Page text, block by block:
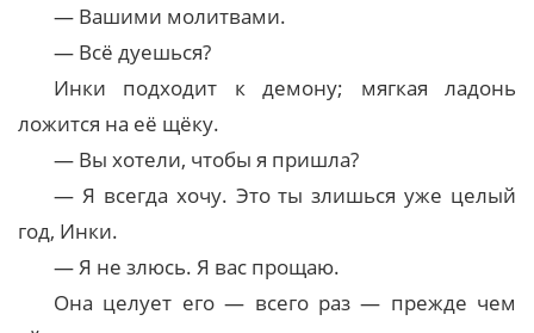
— Вашими молитвами.
— Всё дуешься?
Инки подходит к демону; мягкая ладонь
ложится на её щёку.
— Вы хотели, чтобы я пришла?
— Я всегда хочу. Это ты злишься уже целый
год, Инки.
— Я не злюсь. Я вас прощаю.
Она целует его — всего раз — прежде чем